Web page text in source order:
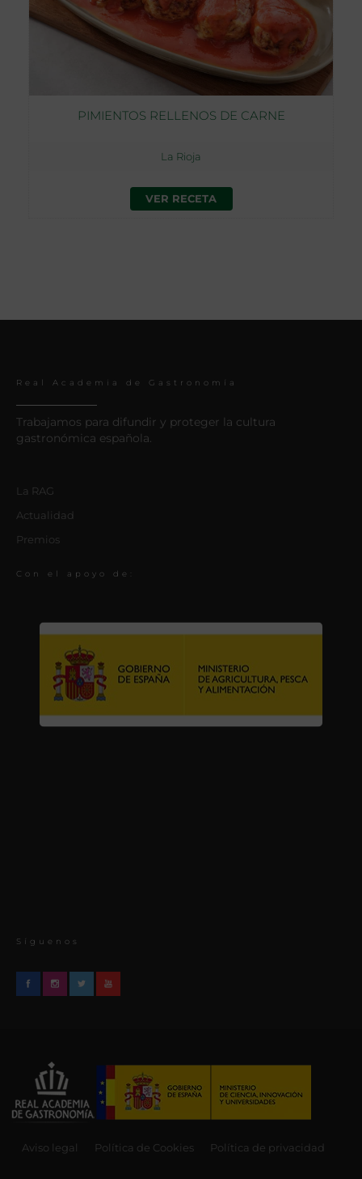
PIMIENTOS RELLENOS DE CARNE
La Rioja
VER RECETA
Real Academia de Gastronomía
Trabajamos para difundir y proteger la cultura
gastronómica española.
La RAG
Actualidad
Premios
Con el apoyo de:
Síguenos
Aviso legal Política de Cookies Política de privacidad